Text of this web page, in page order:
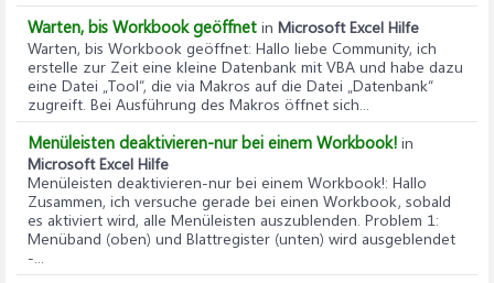
Warten, bis Workbook geöffnet in Microsoft Excel Hilfe
Warten, bis Workbook geöffnet: Hallo liebe Community, ich
erstelle zur Zeit eine kleine Datenbank mit VBA und habe dazu
eine Datei „Tool“, die via Makros auf die Datei „Datenbank“
zugreift. Bei Ausführung des Makros öffnet sich...
Menüleisten deaktivieren-nur bei einem Workbook! in
Microsoft Excel Hilfe
Menüleisten deaktivieren-nur bei einem Workbook!: Hallo
Zusammen, ich versuche gerade bei einen Workbook, sobald
es aktiviert wird, alle Menüleisten auszublenden. Problem 1:
Menüband (oben) und Blattregister (unten) wird ausgeblendet
-...